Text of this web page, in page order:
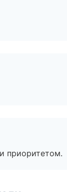
приоритетом.